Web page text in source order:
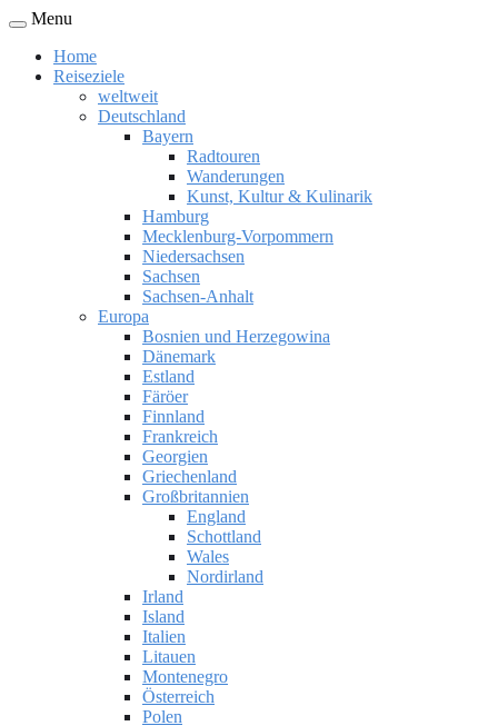
Menu
Home
Reiseziele
weltweit
Deutschland
Bayern
Radtouren
Wanderungen
Kunst, Kultur & Kulinarik
Hamburg
Mecklenburg-Vorpommern
Niedersachsen
Sachsen
Sachsen-Anhalt
Europa
Bosnien und Herzegowina
Dänemark
Estland
Färöer
Finnland
Frankreich
Georgien
Griechenland
Großbritannien
England
Schottland
Wales
Nordirland
Irland
Island
Italien
Litauen
Montenegro
Österreich
Polen